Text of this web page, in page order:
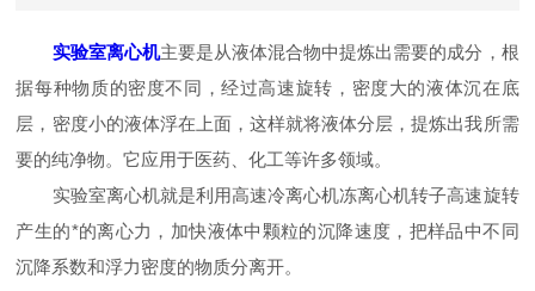
实验室离心机主要是从液体混合物中提炼出需要的成分，根
据每种物质的密度不同，经过高速旋转，密度大的液体沉在底
层，密度小的液体浮在上面，这样就将液体分层，提炼出我所需
要的纯净物。它应用于医药、化工等许多领域。
实验室离心机就是利用高速冷离心机冻离心机转子高速旋转
产生的*的离心力，加快液体中颗粒的沉降速度，把样品中不同
沉降系数和浮力密度的物质分离开。